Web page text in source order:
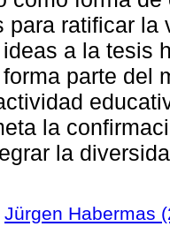
para ratificar la
a la tesis
parte del
la
la
Jürgen Habermas